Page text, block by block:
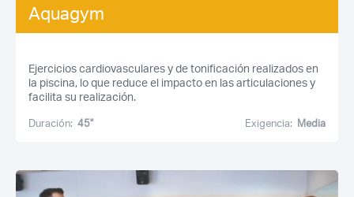
Aquagym
Ejercicios cardiovasculares y de tonificación realizados en
la piscina, lo que reduce el impacto en las articulaciones y
facilita su realización.
Duración: 45'' Exigencia: Media